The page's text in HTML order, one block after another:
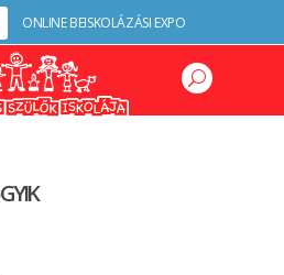
ONLINE BEISKOLÁZÁSI EXPO